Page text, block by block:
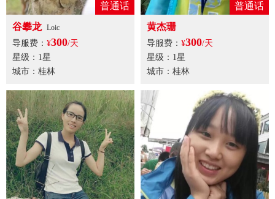
普通话
谷攀龙 Loic
导服费： ¥300/天
星级：1星
城市：桂林
普通话
黄杰珊
导服费： ¥300/天
星级：1星
城市：桂林